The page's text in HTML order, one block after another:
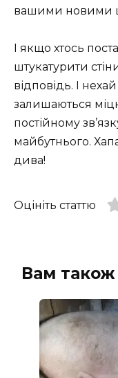
вашими новими
І якщо хтось
штукатурити
відповідь. І
залишаються
постійному
майбутнього.
дива!
Оцініть статтю
Вам